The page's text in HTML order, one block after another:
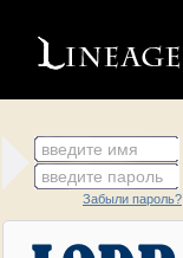
введите имя
введите пароль
Забыли пароль?